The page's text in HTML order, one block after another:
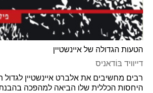
הטעות הגדולה של איינשטיין
דייוויד בּוֹדאניס
רבים מחשיבים את אלברט איינשטיין לגדול
היחסות הכללית שלו הביאה למהפכה